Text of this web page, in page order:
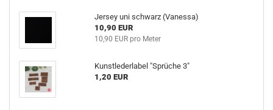
Jersey uni schwarz (Vanessa)
10,90 EUR
10,90 EUR pro Meter
Kunstlederlabel "Sprüche 3"
1,20 EUR